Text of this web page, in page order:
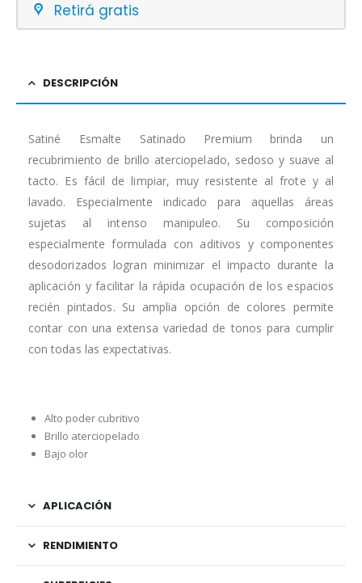
Retirá gratis
DESCRIPCIÓN
Satiné Esmalte Satinado Premium brinda un
recubrimiento de brillo aterciopelado, sedoso y suave al
tacto. Es fácil de limpiar, muy resistente al frote y al
lavado. Especialmente indicado para aquellas áreas
sujetas al intenso manipuleo. Su composición
especialmente formulada con aditivos y componentes
desodorizados logran minimizar el impacto durante la
aplicación y facilitar la rápida ocupación de los espacios
recién pintados. Su amplia opción de colores permite
contar con una extensa variedad de tonos para cumplir
con todas las expectativas.
Alto poder cubritivo
Brillo aterciopelado
Bajo olor
APLICACIÓN
RENDIMIENTO